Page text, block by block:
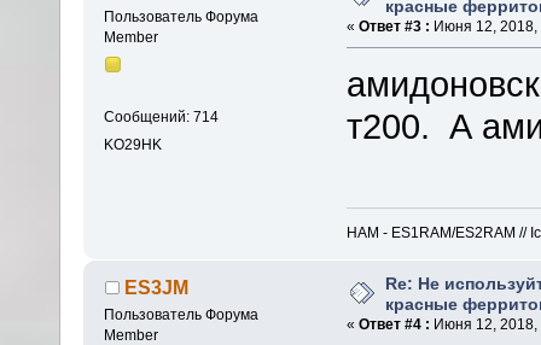
Пользователь Форума
Member
Сообщений: 714
KO29HK
красные
« Ответ #3 : Июня 12, 2018,
т200. А
HAM - ES1RAM/ES2RAM //
ES3JM
Пользователь Форума
Member
Re: Не
красные
« Ответ #4 : Июня 12, 2018,